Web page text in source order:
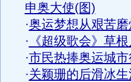
申奥大使(图)
·奥运梦想从艰苦
· 《超级歌会》草
·市民热捧奥运城
·关颖珊的后滑冰